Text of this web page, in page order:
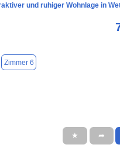
und ruhiger Wohnlage in
Zimmer 6
★ ➦